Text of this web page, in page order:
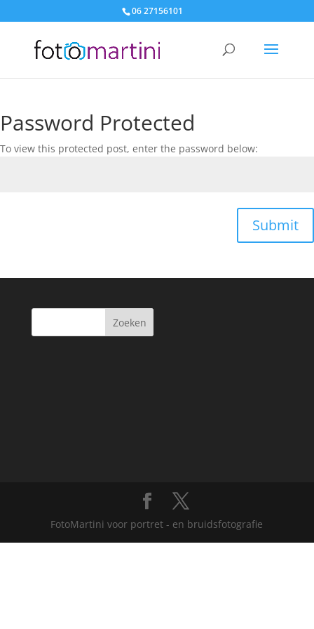
06 27156101
Password Protected
To view this protected post, enter the password below:
Submit
FotoMartini voor portret - en bruidsfotografie